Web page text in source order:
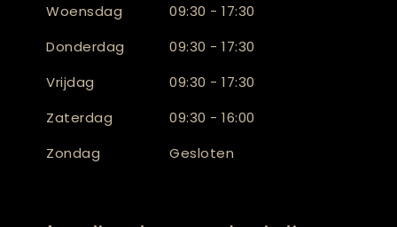
Woensdag
09:30 - 17:30
Donderdag
09:30 - 17:30
Vrijdag
09:30 - 17:30
Zaterdag
09:30 - 16:00
Zondag
Gesloten